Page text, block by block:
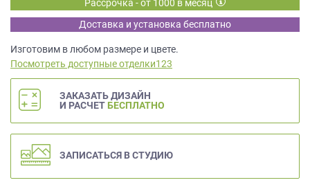
Рассрочка - от 1000 в месяц
Доставка и установка бесплатно
Изготовим в любом размере и цвете.
Посмотреть доступные отделки123
ЗАКАЗАТЬ ДИЗАЙН
И РАСЧЕТ БЕСПЛАТНО
ЗАПИСАТЬСЯ В СТУДИЮ